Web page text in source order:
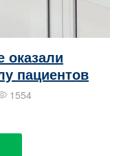
оказали
пациентов
1554